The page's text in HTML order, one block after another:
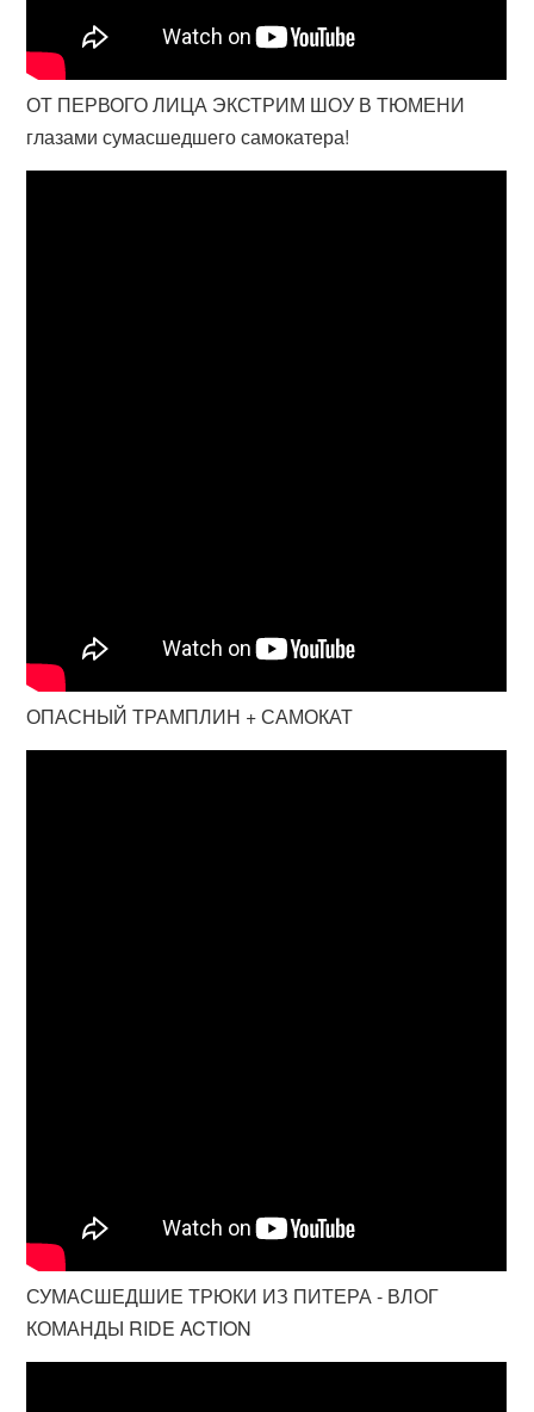
ОТ ПЕРВОГО ЛИЦА ЭКСТРИМ ШОУ В ТЮМЕНИ
глазами сумасшедшего самокатера!
ОПАСНЫЙ ТРАМПЛИН + САМОКАТ
СУМАСШЕДШИЕ ТРЮКИ ИЗ ПИТЕРА - ВЛОГ
КОМАНДЫ RIDE ACTION